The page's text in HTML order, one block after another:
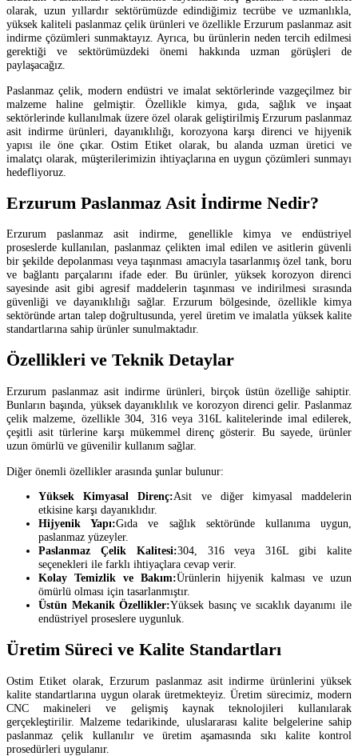
olarak, uzun yıllardır sektörümüzde edindiğimiz tecrübe ve uzmanlıkla,
yüksek kaliteli paslanmaz çelik ürünleri ve özellikle Erzurum paslanmaz asit
indirme çözümleri sunmaktayız. Ayrıca, bu ürünlerin neden tercih edilmesi
gerektiği ve sektörümüzdeki önemi hakkında uzman görüşleri de
paylaşacağız.
Paslanmaz çelik, modern endüstri ve imalat sektörlerinde vazgeçilmez bir
malzeme haline gelmiştir. Özellikle kimya, gıda, sağlık ve inşaat
sektörlerinde kullanılmak üzere özel olarak geliştirilmiş Erzurum paslanmaz
asit indirme ürünleri, dayanıklılığı, korozyona karşı direnci ve hijyenik
yapısı ile öne çıkar. Ostim Etiket olarak, bu alanda uzman üretici ve
imalatçı olarak, müşterilerimizin ihtiyaçlarına en uygun çözümleri sunmayı
hedefliyoruz.
Erzurum Paslanmaz Asit İndirme Nedir?
Erzurum paslanmaz asit indirme, genellikle kimya ve endüstriyel
proseslerde kullanılan, paslanmaz çelikten imal edilen ve asitlerin güvenli
bir şekilde depolanması veya taşınması amacıyla tasarlanmış özel tank, boru
ve bağlantı parçalarını ifade eder. Bu ürünler, yüksek korozyon direnci
sayesinde asit gibi agresif maddelerin taşınması ve indirilmesi sırasında
güvenliği ve dayanıklılığı sağlar. Erzurum bölgesinde, özellikle kimya
sektöründe artan talep doğrultusunda, yerel üretim ve imalatla yüksek kalite
standartlarına sahip ürünler sunulmaktadır.
Özellikleri ve Teknik Detaylar
Erzurum paslanmaz asit indirme ürünleri, birçok üstün özelliğe sahiptir.
Bunların başında, yüksek dayanıklılık ve korozyon direnci gelir. Paslanmaz
çelik malzeme, özellikle 304, 316 veya 316L kalitelerinde imal edilerek,
çeşitli asit türlerine karşı mükemmel direnç gösterir. Bu sayede, ürünler
uzun ömürlü ve güvenilir kullanım sağlar.
Diğer önemli özellikler arasında şunlar bulunur:
Yüksek Kimyasal Direnç:Asit ve diğer kimyasal maddelerin
etkisine karşı dayanıklıdır.
Hijyenik Yapı:Gıda ve sağlık sektöründe kullanıma uygun,
paslanmaz yüzeyler.
Paslanmaz Çelik Kalitesi:304, 316 veya 316L gibi kalite
seçenekleri ile farklı ihtiyaçlara cevap verir.
Kolay Temizlik ve Bakım:Ürünlerin hijyenik kalması ve uzun
ömürlü olması için tasarlanmıştır.
Üstün Mekanik Özellikler:Yüksek basınç ve sıcaklık dayanımı ile
endüstriyel proseslere uygunluk.
Üretim Süreci ve Kalite Standartları
Ostim Etiket olarak, Erzurum paslanmaz asit indirme ürünlerini yüksek
kalite standartlarına uygun olarak üretmekteyiz. Üretim sürecimiz, modern
CNC makineleri ve gelişmiş kaynak teknolojileri kullanılarak
gerçekleştirilir. Malzeme tedarikinde, uluslararası kalite belgelerine sahip
paslanmaz çelik kullanılır ve üretim aşamasında sıkı kalite kontrol
prosedürleri uygulanır.